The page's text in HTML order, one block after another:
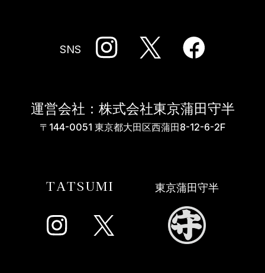
SNS
運営会社：株式会社東京蒲田守半
〒144-0051 東京都大田区西蒲田8-12-6-2F
TATSUMI 東京蒲田守半